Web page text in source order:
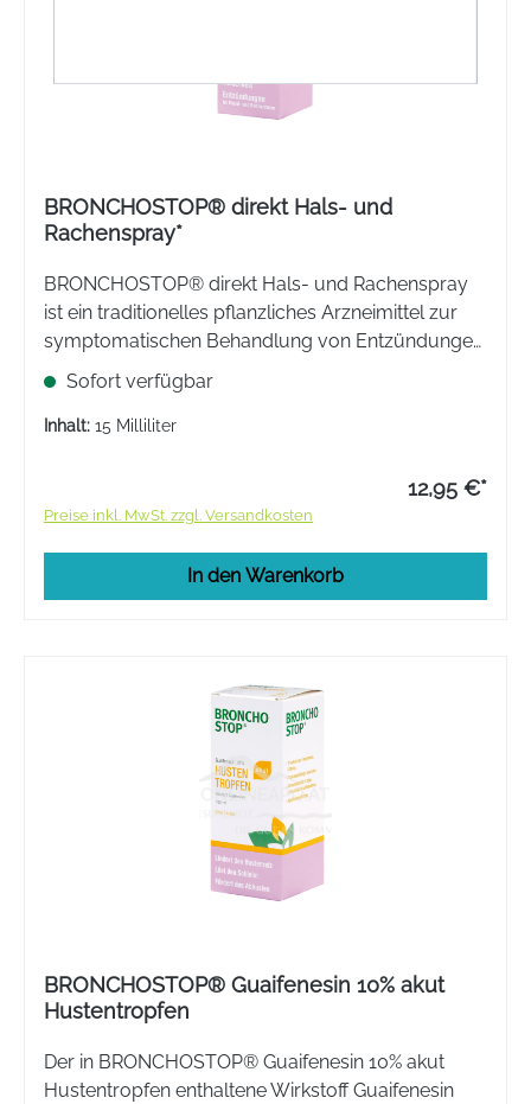
BRONCHOSTOP® direkt Hals- und
Rachenspray*
BRONCHOSTOP® direkt Hals- und Rachenspray
ist ein traditionelles pflanzliches Arzneimittel zur
symptomatischen Behandlung von Entzündungen
im Mund oder Rachenraum (wie z.B.
Halsschmerzen, Heiserkeit und
Schluckbeschwerden) bei Erkältungskrankheiten.
Sofort verfügbar
Inhalt: 15 Milliliter
12,95 €*
Preise inkl. MwSt. zzgl. Versandkosten
In den Warenkorb
BRONCHOSTOP® Guaifenesin 10% akut
Hustentropfen
Der in BRONCHOSTOP® Guaifenesin 10% akut
Hustentropfen enthaltene Wirkstoff Guaifenesin